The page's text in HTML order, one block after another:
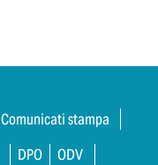
Comunicati stampa
DPO
ODV